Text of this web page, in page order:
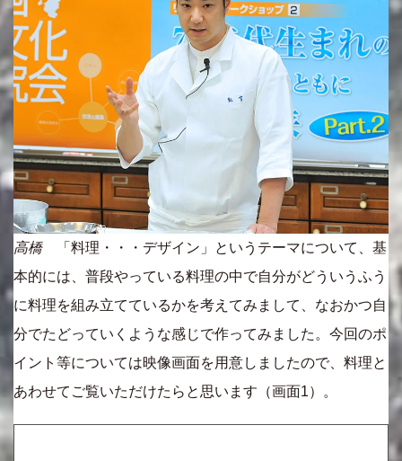
高橋「料理・・・デザイン」というテーマについて、基
本的には、普段やっている料理の中で自分がどういうふう
に料理を組み立てているかを考えてみまして、なおかつ自
分でたどっていくような感じで作ってみました。今回のポ
イント等については映像画面を用意しましたので、料理と
あわせてご覧いただけたらと思います（画面1）。